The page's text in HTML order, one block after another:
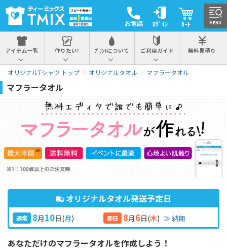
お電話 ﾛｸﾞｲﾝ ｶｰﾄ
アイテム一覧 作りたい! ﾌﾟﾘﾝﾄについて ご利用ガイド 無料見積り
オリジナルTシャツ トップ オリジナルタオル マフラータオル
マフラータオル
オリジナルタオル発送予定日
通常 8月10日(月) 即日 8月6日(木) ≫ 納期
あなただけのマフラータオルを作成しよう！
MENU